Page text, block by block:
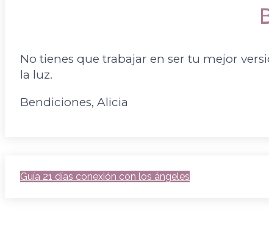
No tienes que trabajar en ser tu mejor
la luz.
Bendiciones, Alicia
Guía 21 días conexión con los ángeles